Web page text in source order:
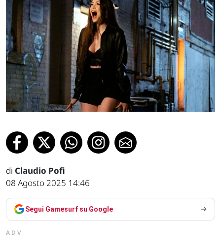
di Claudio Pofi
08 Agosto 2025 14:46
Segui Gamesurf su Google
ADV